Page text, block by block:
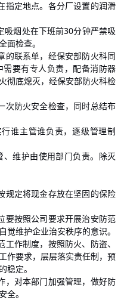
定地点。各分厂设置的润滑
烟处在下班前30分钟严禁吸
面检查。
联系单，经保安部防火科同
要有专人负责，配备消防器
彻底熄灭，经保安部防火科检
防火安全检查，同时总结布
谁主管谁负责，逐级管理制
维护由使用部门负责。除灭
定将现金存放在坚固的保险
按照公司要求开展治安防范
觉维护企业治安秩序的意识。
作制度，按照防火、防盗、
作要求，层层落实责任制，预
稳定。
对本部门加强管理，做好防
全。